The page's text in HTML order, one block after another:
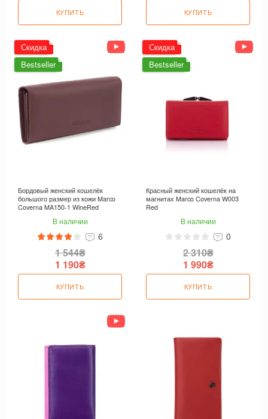
КУПИТЬ КУПИТЬ
Скидка
Bestseller
Бордовый женский кошелёк
большого размер из кожи Marco
Coverna MA150-1 WineRed
В наличии
6
1 544₴
1 190₴
КУПИТЬ
Скидка
Bestseller
Красный женский кошелёк на
магнитах Marco Coverna W003
Red
В наличии
0
2 310₴
1 990₴
КУПИТЬ